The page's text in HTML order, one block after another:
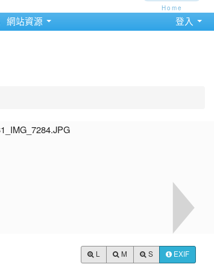
網站資源 登入
M S EXIF
Home